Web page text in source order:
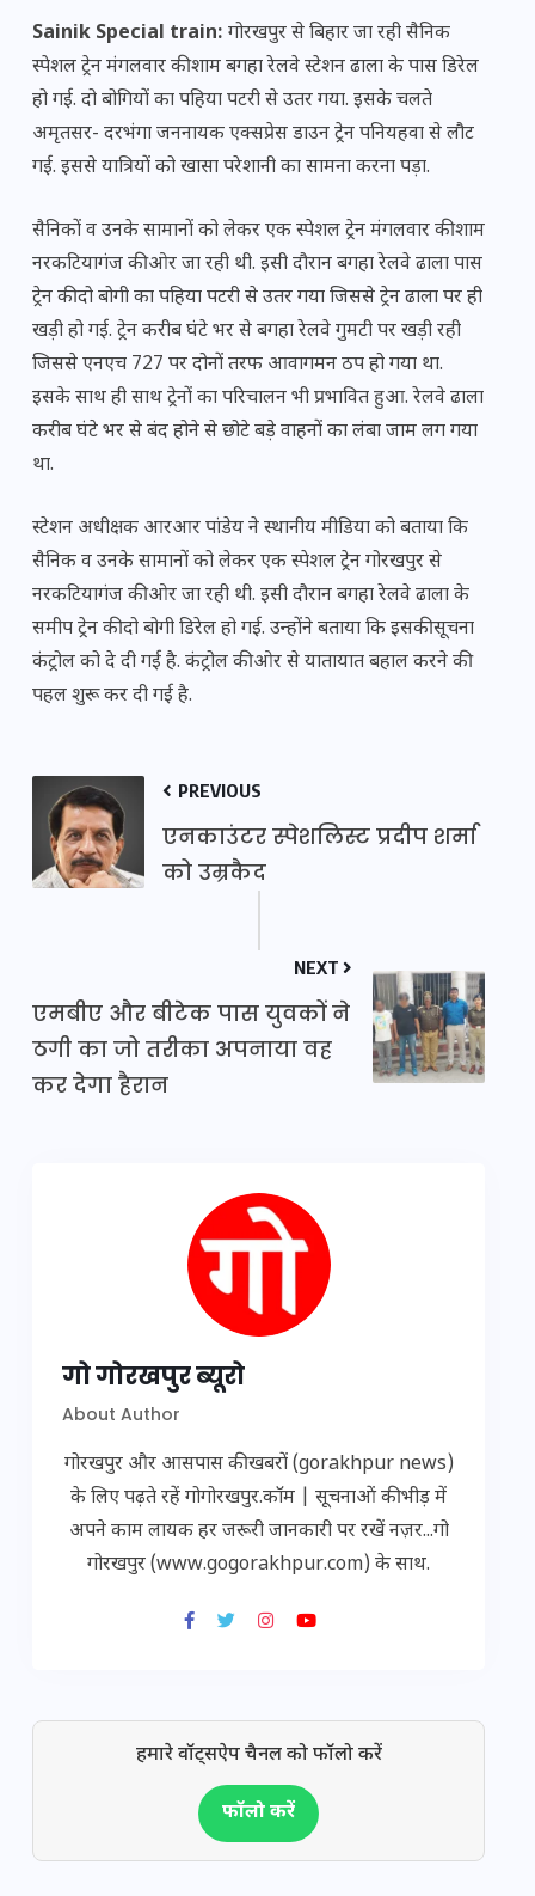
Sainik Special train: गोरखपुर से बिहार जा रही सैनिक
स्पेशल ट्रेन मंगलवार की शाम बगहा रेलवे स्टेशन ढाला के पास डिरेल
हो गई. दो बोगियों का पहिया पटरी से उतर गया. इसके चलते
अमृतसर- दरभंगा जननायक एक्सप्रेस डाउन ट्रेन पनियहवा से लौट
गई. इससे यात्रियों को खासा परेशानी का सामना करना पड़ा.
सैनिकों व उनके सामानों को लेकर एक स्पेशल ट्रेन मंगलवार की शाम
नरकटियागंज की ओर जा रही थी. इसी दौरान बगहा रेलवे ढाला पास
ट्रेन की दो बोगी का पहिया पटरी से उतर गया जिससे ट्रेन ढाला पर ही
खड़ी हो गई. ट्रेन करीब घंटे भर से बगहा रेलवे गुमटी पर खड़ी रही
जिससे एनएच 727 पर दोनों तरफ आवागमन ठप हो गया था.
इसके साथ ही साथ ट्रेनों का परिचालन भी प्रभावित हुआ. रेलवे ढाला
करीब घंटे भर से बंद होने से छोटे बड़े वाहनों का लंबा जाम लग गया
था.
स्टेशन अधीक्षक आरआर पांडेय ने स्थानीय मीडिया को बताया कि
सैनिक व उनके सामानों को लेकर एक स्पेशल ट्रेन गोरखपुर से
नरकटियागंज की ओर जा रही थी. इसी दौरान बगहा रेलवे ढाला के
समीप ट्रेन की दो बोगी डिरेल हो गई. उन्होंने बताया कि इसकी सूचना
कंट्रोल को दे दी गई है. कंट्रोल की ओर से यातायात बहाल करने की
पहल शुरू कर दी गई है.
PREVIOUS
एनकाउंटर स्पेशलिस्ट प्रदीप शर्मा
को उम्रकैद
NEXT
एमबीए और बीटेक पास युवकों ने
ठगी का जो तरीका अपनाया वह
कर देगा हैरान
गो गोरखपुर ब्यूरो
About Author
गोरखपुर और आसपास की खबरों (gorakhpur news)
के लिए पढ़ते रहें गोगोरखपुर.कॉम | सूचनाओं की भीड़ में
अपने काम लायक हर जरूरी जानकारी पर रखें नज़र...गो
गोरखपुर (www.gogorakhpur.com) के साथ.
हमारे वॉट्सऐप चैनल को फॉलो करें
फॉलो करें